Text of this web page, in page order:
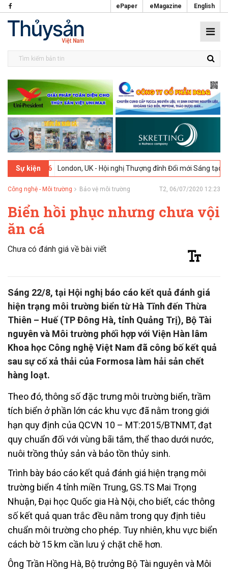
ePaper eMagazine English
Sự kiện
2026 London, UK - Hội nghị Thượng đỉnh Đổi mới Sáng tạo trong
Công nghệ - Môi trường Bảo vệ môi trường T2, 06/07/2020 12:23
Biển hồi phục nhưng chưa vội
ăn cá
Chưa có đánh giá về bài viết
Sáng 22/8, tại Hội nghị báo cáo kết quả đánh giá
hiện trạng môi trường biển từ Hà Tĩnh đến Thừa
Thiên – Huế (TP Đông Hà, tỉnh Quảng Trị), Bộ Tài
nguyên và Môi trường phối hợp với Viện Hàn lâm
Khoa học Công nghệ Việt Nam đã công bố kết quả
sau sự cố xả thải của Formosa làm hải sản chết
hàng loạt.
Theo đó, thông số đặc trưng môi trường biển, trầm
tích biển ở phần lớn các khu vực đã nằm trong giới
hạn quy định của QCVN 10 – MT:2015/BTNMT, đạt
quy chuẩn đối với vùng bãi tắm, thể thao dưới nước,
nuôi trồng thủy sản và bảo tồn thủy sinh.
Trình bày báo cáo kết quả đánh giá hiện trạng môi
trường biển 4 tỉnh miền Trung, GS.TS Mai Trọng
Nhuận, Đại học Quốc gia Hà Nội, cho biết, các thông
số kết quả quan trắc đều nằm trong quy định tiêu
chuẩn môi trường cho phép. Tuy nhiên, khu vực biển
cách bờ 15 km cần lưu ý chặt chẽ hơn.
Ông Trần Hồng Hà, Bộ trưởng Bộ Tài nguyên và Môi